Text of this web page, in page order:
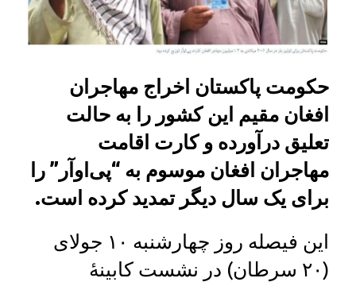
حکومت پاکستان اخراج مهاجران
افغان مقیم این کشور را به حالت
تعلیق درآورده و کارت اقامت
مهاجران افغان موسوم به “پی‌اوآر” را
برای یک سال دیگر تمدید کرده است.
این فیصله روز چهارشنبه ۱۰ جولای
(۲۰ سرطان) در نشست کابینۀ